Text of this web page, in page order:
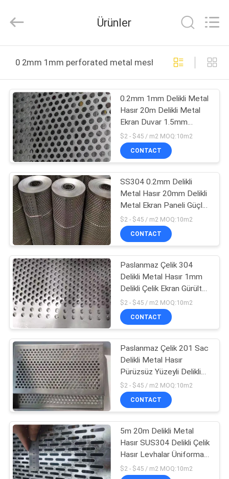
ÜRÜNLER
VIDEOLAR
HAKKIMIZDA
FABRIKA
TURU
KALITE
KONTROL
BIZE
ULAŞIN
BIR
TEKLIF
ISTEĞI
SITE
HARITASI
PRIVACY
POLICY
Enterprise
Management
All
Reserved.
Ürünler
0 2mm 1mm perforated metal mesh çevrimiçi üretim
0.2mm 1mm Delikli Metal
Hasır 20m Delikli Metal
Ekran Duvar 1.5mm
10mm
$2 - $45 / m2 MOQ:10m2
CONTACT
SS304 0.2mm Delikli
Metal Hasır 20mm Delikli
Metal Ekran Paneli Güçlü
Bütünlük
$2 - $45 / m2 MOQ:10m2
CONTACT
Paslanmaz Çelik 304
Delikli Metal Hasır 1mm
Delikli Çelik Ekran Gürültü
Azaltma
$2 - $45 / m2 MOQ:10m2
CONTACT
Paslanmaz Çelik 201 Sac
Delikli Metal Hasır
Pürüzsüz Yüzeyli Delikli
Hasır Paneller
$2 - $45 / m2 MOQ:10m2
CONTACT
5m 20m Delikli Metal
Hasır SUS304 Delikli Çelik
Hasır Levhalar Üniforma
Mesh
$2 - $45 / m2 MOQ:10m2